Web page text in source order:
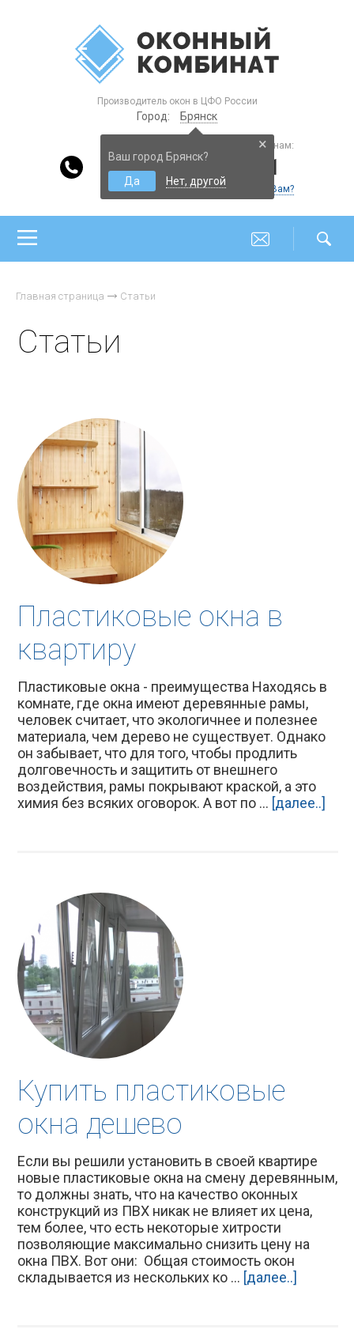
Производитель окон в ЦФО России
Город: Брянск
×
Ваш город Брянск?
Да
Нет, другой
Консультации по пластиковым окнам:
8-800-200-4221
Перезвонить Вам?
Еще контакты
Главная страница Статьи
Статьи
Пластиковые окна в
квартиру
Пластиковые окна - преимущества Находясь в
комнате, где окна имеют деревянные рамы,
человек считает, что экологичнее и полезнее
материала, чем дерево не существует. Однако
он забывает, что для того, чтобы продлить
долговечность и защитить от внешнего
воздействия, рамы покрывают краской, а это
химия без всяких оговорок. А вот по ... [далее..]
Купить пластиковые
окна дешево
Если вы решили установить в своей квартире
новые пластиковые окна на смену деревянным,
то должны знать, что на качество оконных
конструкций из ПВХ никак не влияет их цена,
тем более, что есть некоторые хитрости
позволяющие максимально снизить цену на
окна ПВХ. Вот они: Общая стоимость окон
складывается из нескольких ко ... [далее..]